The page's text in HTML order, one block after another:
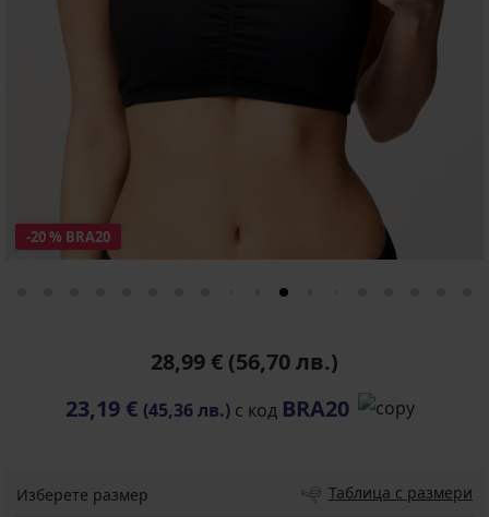
-20 % BRA20
28,99 € (56,70 лв.)
23,19 € (45,36 лв.) с код BRA20
Изберете размер Таблица с размери